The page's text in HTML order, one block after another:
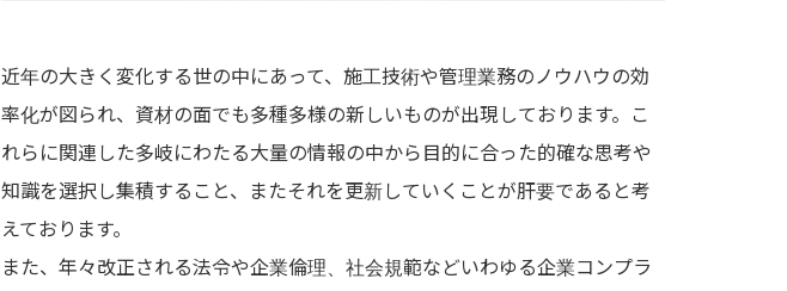
近年の大きく変化する世の中にあって、施工技術や管理業務のノウハウの効
率化が図られ、資材の面でも多種多様の新しいものが出現しております。こ
れらに関連した多岐にわたる大量の情報の中から目的に合った的確な思考や
知識を選択し集積すること、またそれを更新していくことが肝要であると考
えております。
また、年々改正される法令や企業倫理、社会規範などいわゆる企業コンプラ